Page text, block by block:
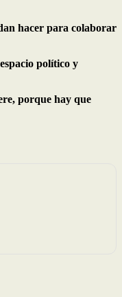
hacer para colaborar
político y
porque hay que